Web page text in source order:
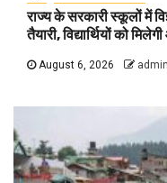
राज्य के सरकारी स्कूलों में
तैयारी, विद्यार्थियों को
August 6, 2026 admin